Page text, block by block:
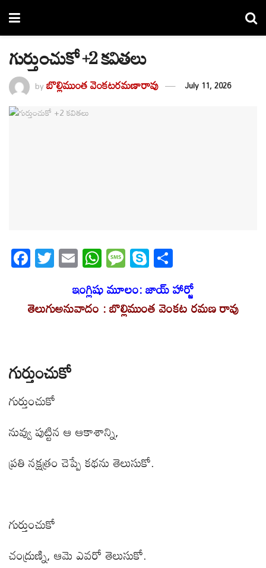
గుర్తుంచుకో +2 కవితలు
byబొల్లిముంత వెంకటరమణారావు July 11, 2026
F
ac
e
b
k
T
w
itt
er
E
m
ail
W
h
at
s
M
e
ss
a
S
k
y
p
h
ar
e
ఇంగ్లిషు మూలం: జాయ్ హార్జో
తెలుగుఅనువాదం : బొల్లిముంత వెంకట రమణ రావు
గుర్తుంచుకో
గుర్తుంచుకో
నువ్వు పుట్టిన ఆ ఆకాశాన్ని,
ప్రతి నక్షత్రం చెప్పే కథను తెలుసుకో.
గుర్తుంచుకో
చంద్రుణ్ని, ఆమె ఎవరో తెలుసుకో.